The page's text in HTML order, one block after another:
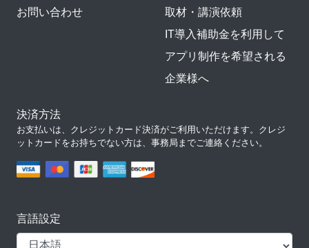
お問い合わせ
取材・講演依頼
IT導入補助金を利用して
アプリ制作を希望される
企業様へ
決済方法
お支払いは、クレジットカード決済がご利用いただけます。クレジ
ットカードをお持ちでない方は、事務局までご連絡ください。
言語設定